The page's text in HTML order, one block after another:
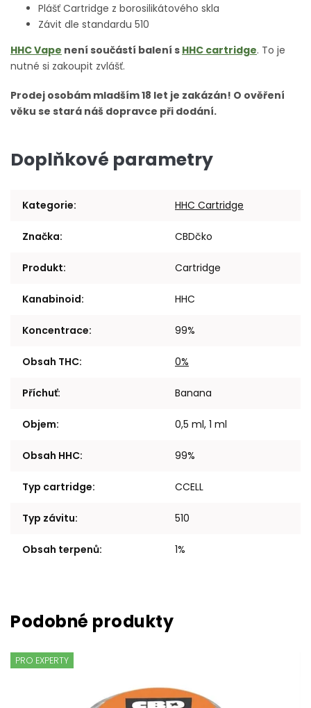
Plášť Cartridge z borosilikátového skla
Závit dle standardu 510
HHC Vape není součástí balení s HHC cartridge. To je
nutné si zakoupit zvlášť.
Prodej osobám mladším 18 let je zakázán! O ověření
věku se stará náš dopravce při dodání.
Doplňkové parametry
Kategorie: HHC Cartridge
Značka: CBDčko
Produkt: Cartridge
Kanabinoid: HHC
Koncentrace: 99%
Obsah THC: 0%
Příchuť: Banana
Objem: 0,5 ml, 1 ml
Obsah HHC: 99%
Typ cartridge: CCELL
Typ závitu: 510
Obsah terpenů: 1%
PRO EXPERTY